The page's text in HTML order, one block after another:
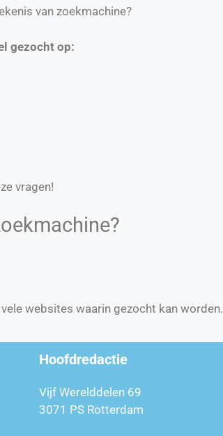
van zoekmachine?
gezocht op:
vragen!
websites waarin gezocht kan worden.
Hoofdredactie
Vijf Werelddelen 69
3071 PS Rotterdam